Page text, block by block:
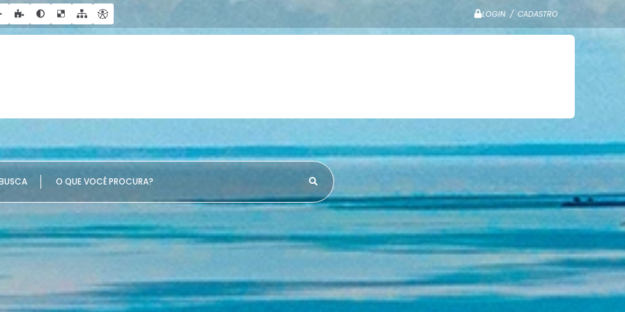
LOGIN / CADASTRO
VOCÊ PROCURA?